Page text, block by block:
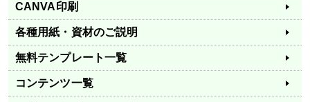
CANVA印刷
各種用紙・資材のご説明
無料テンプレート一覧
コンテンツ一覧